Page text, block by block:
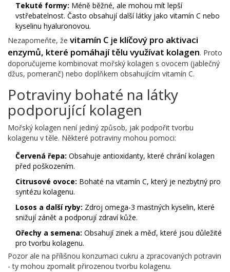
Tekuté formy: Méně běžné, ale mohou mít lepší
vstřebatelnost. Často obsahují další látky jako vitamín C nebo
kyselinu hyaluronovou.
Nezapomeňte, že vitamín C je klíčový pro aktivaci
enzymů, které pomáhají tělu využívat kolagen. Proto
doporučujeme kombinovat mořský kolagen s ovocem (jablečný
džus, pomeranč) nebo doplňkem obsahujícím vitamín C.
Potraviny bohaté na látky
podporující kolagen
Mořský kolagen není jediný způsob, jak podpořit tvorbu
kolagenu v těle. Některé potraviny mohou pomoci:
Červená řepa: Obsahuje antioxidanty, které chrání kolagen
před poškozením.
Citrusové ovoce: Bohaté na vitamín C, který je nezbytný pro
syntézu kolagenu.
Losos a další ryby: Zdroj omega-3 mastných kyselin, které
snižují zánět a podporují zdraví kůže.
Ořechy a semena: Obsahují zinek a měď, které jsou důležité
pro tvorbu kolagenu.
Pozor ale na přílišnou konzumaci cukru a zpracovaných potravin
- ty mohou zpomalit přirozenou tvorbu kolagenu.